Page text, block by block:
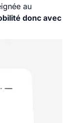
au
donc avec